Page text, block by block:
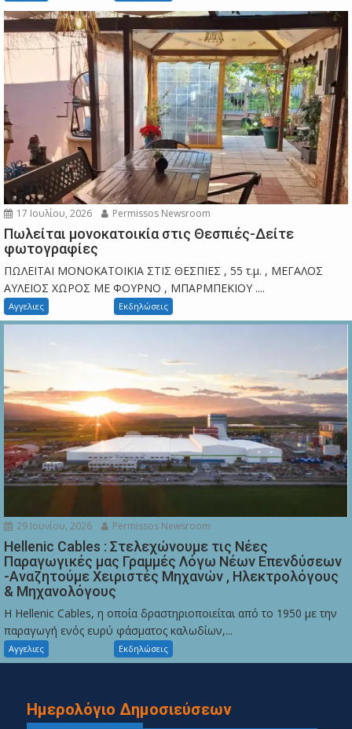
17 Ιουλίου, 2026 Permissos Newsroom
Πωλείται μονοκατοικία στις Θεσπιές-Δείτε
φωτογραφίες
ΠΩΛΕΙΤΑΙ ΜΟΝΟΚΑΤΟΙΚΙΑ ΣΤΙΣ ΘΕΣΠΙΕΣ , 55 τ.μ. , ΜΕΓΑΛΟΣ
ΑΥΛΕΙΟΣ ΧΩΡΟΣ ΜΕ ΦΟΥΡΝΟ , ΜΠΑΡΜΠΕΚΙΟΥ ....
Αγγελιες Εκδηλώσεις
29 Ιουνίου, 2026 Permissos Newsroom
Hellenic Cables : Στελεχώνουμε τις Νέες
Παραγωγικές μας Γραμμές Λόγω Νέων Επενδύσεων
-Αναζητούμε Χειριστές Μηχανών , Ηλεκτρολόγους
& Μηχανολόγους
Η Hellenic Cables, η οποία δραστηριοποιείται από το 1950 με την
παραγωγή ενός ευρύ φάσματος καλωδίων,...
Αγγελιες Εκδηλώσεις
Ημερολόγιο Δημοσιεύσεων